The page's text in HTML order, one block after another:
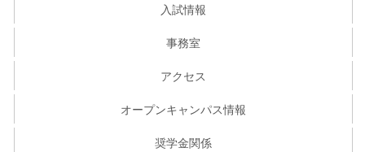
入試情報
事務室
アクセス
オープンキャンパス情報
奨学金関係